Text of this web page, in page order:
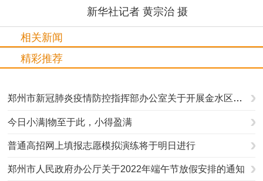
新华社记者 黄宗治 摄
相关新闻
精彩推荐
郑州市新冠肺炎疫情防控指挥部办公室关于开展金水区等9个城区新冠病毒核酸筛查的通告
今日小满|物至于此，小得盈满
普通高招网上填报志愿模拟演练将于明日进行
郑州市人民政府办公厅关于2022年端午节放假安排的通知